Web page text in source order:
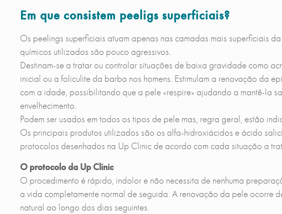
Em que consistem peeligs superficiais?
Os peelings superficiais atuam apenas nas camadas mais superficiais
químicos utilizados são pouco agressivos.
Destinam-se a tratar ou controlar situações de baixa gravidade como
inicial ou a foliculite da barba nos homens. Estimulam a renovação da
com a idade, possibilitando que a pele «respire» ajudando a mantê-la
envelhecimento.
Podem ser usados em todos os tipos de pele mas, regra geral, estão
Os principais produtos utilizados são os alfa-hidroxiácidos e ácido
protocolos desenhados na Up Clinic de acordo com cada situação a
O protocolo da Up Clinic
O procedimento é rápido, indolor e não necessita de nenhuma
a vida completamente normal de seguida. A renovação da pele ocorre
natural ao longo dos dias seguintes.